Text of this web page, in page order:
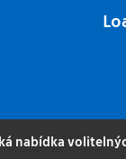
nabídka